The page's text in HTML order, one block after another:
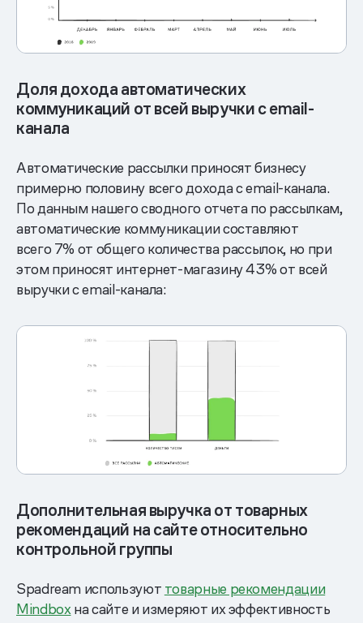
Доля дохода автоматических
коммуникаций от всей выручки с email-
канала
Автоматические рассылки приносят бизнесу
примерно половину всего дохода с email-канала.
По данным нашего сводного отчета по рассылкам,
автоматические коммуникации составляют
всего 7% от общего количества рассылок, но при
этом приносят интернет-магазину 43% от всей
выручки с email-канала:
Дополнительная выручка от товарных
рекомендаций на сайте относительно
контрольной группы
Spadream используют товарные рекомендации
Mindbox на сайте и измеряют их эффективность